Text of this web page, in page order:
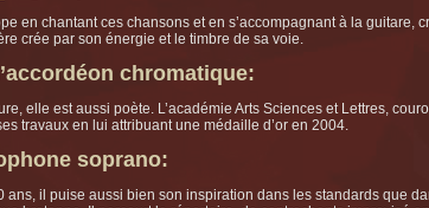
en chantant ces chansons et en s’accompagnant à la guitare,
crée par son énergie et le timbre de sa voie.
chromatique:
elle est aussi poète. L’académie Arts Sciences et Lettres,
travaux en lui attribuant une médaille d’or en 2004.
soprano:
il puise aussi bien son inspiration dans les standards que